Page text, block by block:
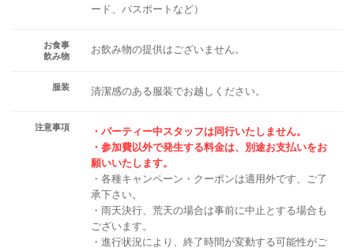
ード、パスポートなど）
お食事
飲み物
お飲み物の提供はございません。
服装 清潔感のある服装でお越しください。
注意事項
・パーティー中スタッフは同行いたしません。
・参加費以外で発生する料金は、別途お支払いをお
願いいたします。
・各種キャンペーン・クーポンは適用外です、ご了
承下さい。
・雨天決行、荒天の場合は事前に中止とする場合も
ございます。
・進行状況により、終了時間が変動する可能性がご